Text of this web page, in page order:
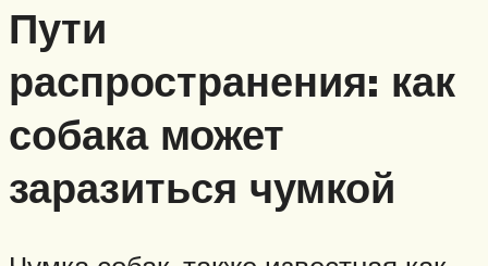
Пути
распространения: как
собака может
заразиться чумкой